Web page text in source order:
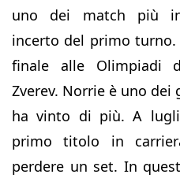
uno dei match più
incerto del primo
finale alle Olimpiadi
Zverev. Norrie è uno
ha vinto di più. A
primo titolo in
perdere un set. In